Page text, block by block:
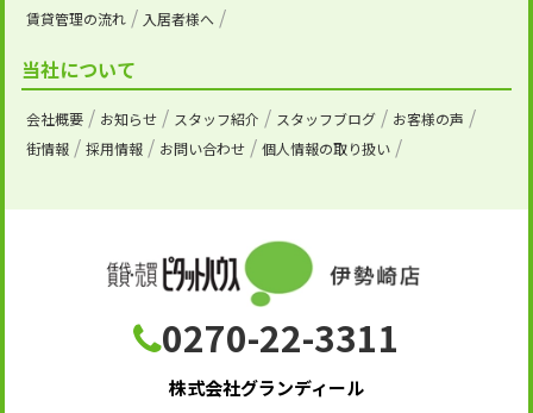
賃貸管理の流れ
入居者様へ
当社について
会社概要 お知らせ スタッフ紹介 スタッフブログ
お客様の声
街情報
採用情報 お問い合わせ 個人情報の取り扱い
0270-22-3311
株式会社グランディール